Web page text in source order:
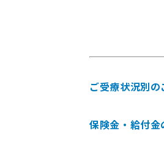
ご受療状況別の
保険金・給付